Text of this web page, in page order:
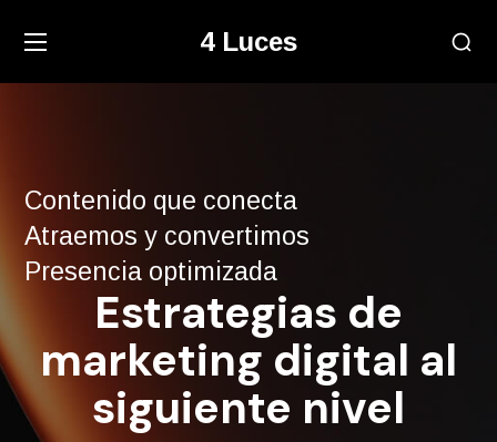
4 Luces
Contenido que conecta
Atraemos y convertimos
Presencia optimizada
Estrategias de
marketing digital al
siguiente nivel